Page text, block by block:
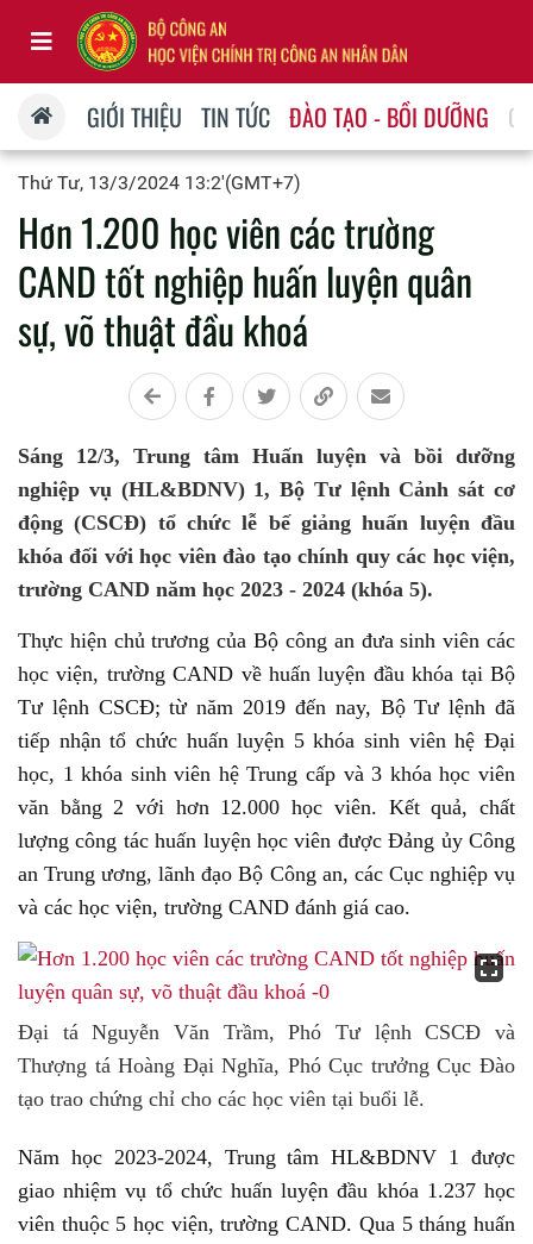
GIỚI THIỆU TIN TỨC ĐÀO TẠO - BỒI DƯỠNG
Thứ Tư, 13/3/2024 13:2'(GMT+7)
Hơn 1.200 học viên các trường
CAND tốt nghiệp huấn luyện quân
sự, võ thuật đầu khoá
Sáng 12/3, Trung tâm Huấn luyện và bồi dưỡng
nghiệp vụ (HL&BDNV) 1, Bộ Tư lệnh Cảnh sát cơ
động (CSCĐ) tổ chức lễ bế giảng huấn luyện đầu
khóa đối với học viên đào tạo chính quy các học viện,
trường CAND năm học 2023 - 2024 (khóa 5).
Thực hiện chủ trương của Bộ công an đưa sinh viên các
học viện, trường CAND về huấn luyện đầu khóa tại Bộ
Tư lệnh CSCĐ; từ năm 2019 đến nay, Bộ Tư lệnh đã
tiếp nhận tổ chức huấn luyện 5 khóa sinh viên hệ Đại
học, 1 khóa sinh viên hệ Trung cấp và 3 khóa học viên
văn bằng 2 với hơn 12.000 học viên. Kết quả, chất
lượng công tác huấn luyện học viên được Đảng ủy Công
an Trung ương, lãnh đạo Bộ Công an, các Cục nghiệp vụ
và các học viện, trường CAND đánh giá cao.
Đại tá Nguyễn Văn Trầm, Phó Tư lệnh CSCĐ và
Thượng tá Hoàng Đại Nghĩa, Phó Cục trưởng Cục Đào
tạo trao chứng chỉ cho các học viên tại buổi lễ.
Năm học 2023-2024, Trung tâm HL&BDNV 1 được
giao nhiệm vụ tổ chức huấn luyện đầu khóa 1.237 học
viên thuộc 5 học viện, trường CAND. Qua 5 tháng huấn